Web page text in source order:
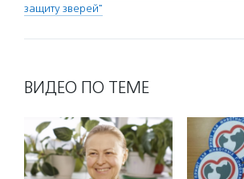
защиту зверей"
ВИДЕО ПО ТЕМЕ